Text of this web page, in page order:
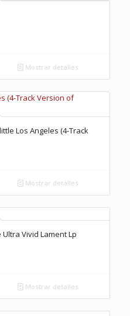
Mostrar detalles
Los Angeles (4-Track
Mostrar detalles
Vivid Lament Lp
Mostrar detalles